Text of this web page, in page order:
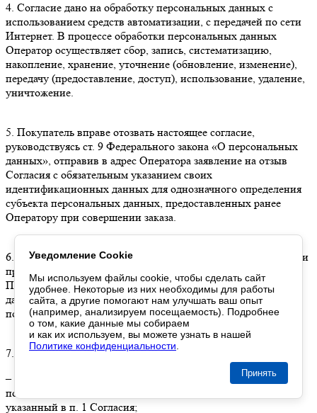
Уведомление Cookie
Мы используем файлы cookie, чтобы сделать сайт
удобнее. Некоторые из них необходимы для работы
сайта, а другие помогают нам улучшать ваш опыт
(например, анализируем посещаемость). Подробнее
о том , какие данные мы собираем
и как их используем
вы можете узнать в нашей
Политике конфиденциальности
Принять
4. Согласие дано на обработку персональных данных с
использованием средств автоматизации, с передачей по сети
Интернет. В процессе обработки персональных данных
Оператор осуществляет сбор, запись, систематизацию,
накопление, хранение, уточнение (обновление, изменение),
передачу (предоставление, доступ), использование, удаление,
уничтожение.
5. Покупатель вправе отозвать настоящее согласие,
руководствуясь ст. 9 Федерального закона «О персональных
данных», отправив в адрес Оператора заявление на отзыв
Согласия с обязательным указанием своих
идентификационных данных для однозначного определения
субъекта персональных данных, предоставленных ранее
Оператору при совершении заказа.
6. Согласие действует с даты его предоставления Оператору и
прекращает свое действие с даты, указанной в заявлении
Покупателя об отзыве согласия на обработку персональных
данных, но не ранее даты, следующей за датой фактического
получения Оператором отзыва Согласия.
7. Заявление на отзыв согласия может быть направлено:
– на подписанном собственноручно материальном носителе,
почтовой службой заказным письмом на адрес Оператора,
указанный в п. 1 Согласия;